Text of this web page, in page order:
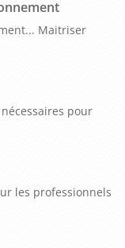
Maitriser
pour
les professionnels